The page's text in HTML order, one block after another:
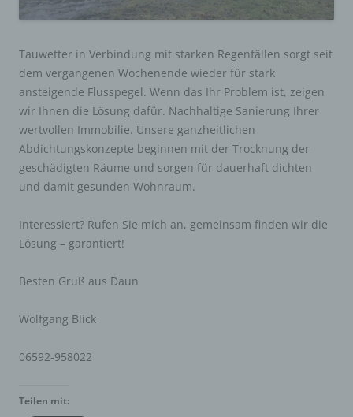
Tauwetter in Verbindung mit starken Regenfällen sorgt seit
dem vergangenen Wochenende wieder für stark
ansteigende Flusspegel. Wenn das Ihr Problem ist, zeigen
wir Ihnen die Lösung dafür. Nachhaltige Sanierung Ihrer
wertvollen Immobilie. Unsere ganzheitlichen
Abdichtungskonzepte beginnen mit der Trocknung der
geschädigten Räume und sorgen für dauerhaft dichten
und damit gesunden Wohnraum.
Interessiert? Rufen Sie mich an, gemeinsam finden wir die
Lösung – garantiert!
Besten Gruß aus Daun
Wolfgang Blick
06592-958022
Teilen mit: